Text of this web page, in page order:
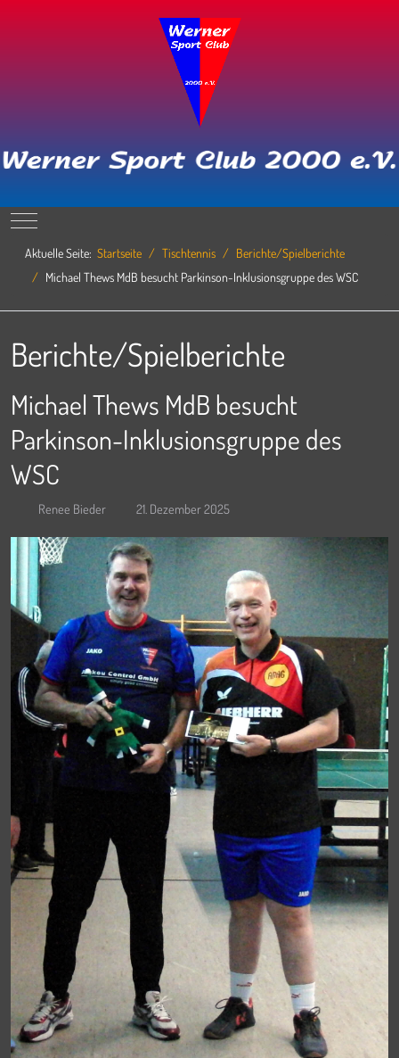
Mobile Menu Toggle
Aktuelle Seite: Startseite Tischtennis
Berichte/Spielberichte
Michael Thews MdB besucht Parkinson-Inklusionsgruppe des WSC
Berichte/Spielberichte
Michael Thews MdB besucht
Parkinson-Inklusionsgruppe des
WSC
Renee Bieder 21. Dezember 2025